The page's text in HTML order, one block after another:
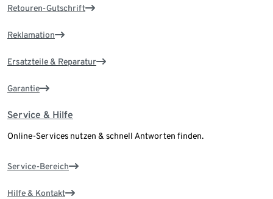
Retouren-Gutschrift
Reklamation
Ersatzteile & Reparatur
Garantie
Service & Hilfe
Online-Services nutzen & schnell Antworten finden.
Service-Bereich
Hilfe & Kontakt